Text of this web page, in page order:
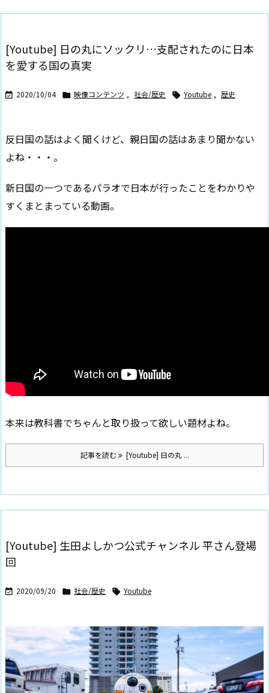
[Youtube] 日の丸にソックリ…支配されたのに日本
を愛する国の真実
 2020/10/04  映像コンテンツ , 社会/歴史  Youtube , 歴史
反日国の話はよく聞くけど、親日国の話はあまり聞かない
よね・・・。
新日国の一つであるパラオで日本が行ったことをわかりや
すくまとまっている動画。
本来は教科書でちゃんと取り扱って欲しい題材よね。
記事を読む [Youtube] 日の丸 ...
[Youtube] 生田よしかつ公式チャンネル 平さん登場
回
 2020/09/20  社会/歴史  Youtube